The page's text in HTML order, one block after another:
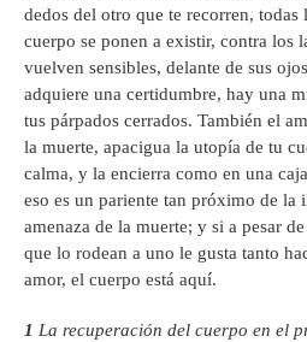
dedos del otro que te recorren, todas
cuerpo se ponen a existir, contra los
vuelven sensibles, delante de sus
adquiere una certidumbre, hay una
tus párpados cerrados. También el
la muerte, apacigua la utopía de tu
calma, y la encierra como en una
eso es un pariente tan próximo de la
amenaza de la muerte; y si a pesar
que lo rodean a uno le gusta tanto
amor, el cuerpo está aquí.
1 La recuperación del cuerpo en el